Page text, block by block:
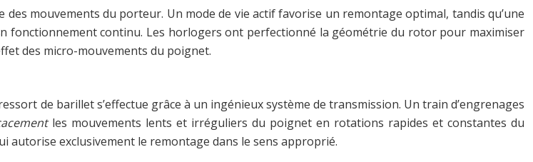
des mouvements du porteur. Un mode de vie actif favorise un remontage optimal, tandis qu’une
fonctionnement continu. Les horlogers ont perfectionné la géométrie du rotor pour maximiser
des micro-mouvements du poignet.
de barillet s’effectue grâce à un ingénieux système de transmission. Un train d’engrenages
les mouvements lents et irréguliers du poignet en rotations rapides et constantes du
autorise exclusivement le remontage dans le sens approprié.